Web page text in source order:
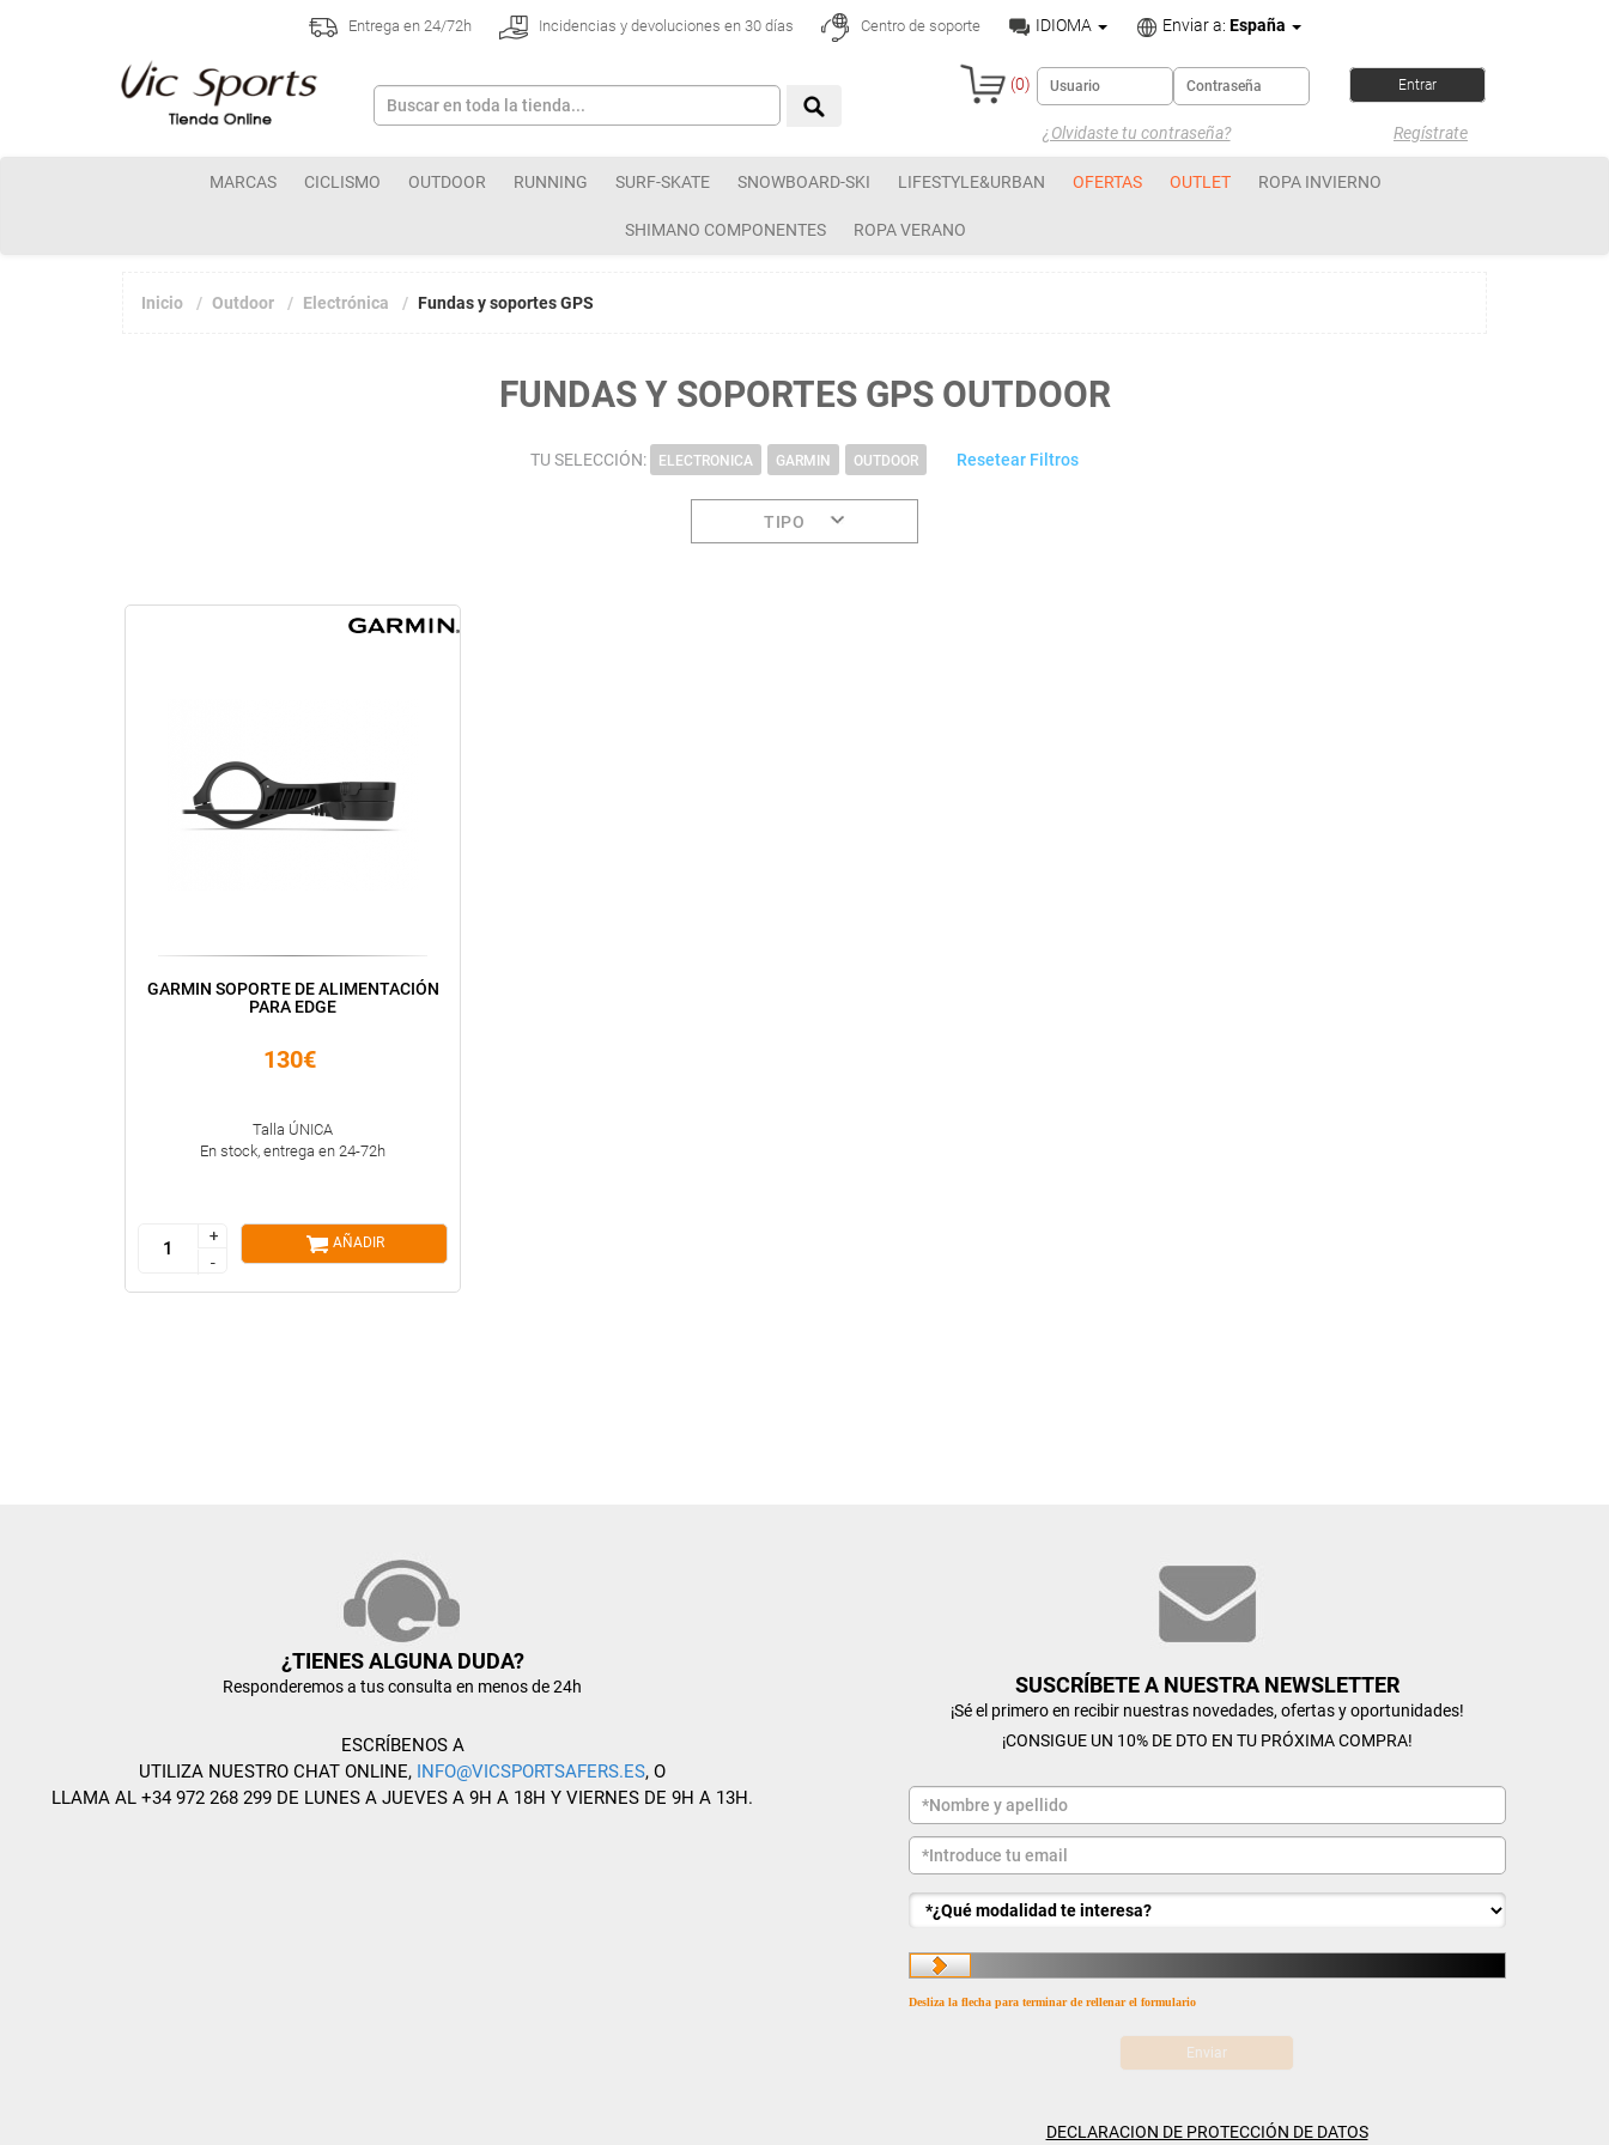
Entrega en 24/72h Incidencias y devoluciones en 30 días Centro de soporte IDIOMA Enviar a: España
(0)
¿Olvidaste tu contraseña? Regístrate
MARCAS CICLISMO OUTDOOR RUNNING SURF-SKATE SNOWBOARD-SKI LIFESTYLE&URBAN OFERTAS OUTLET ROPA INVIERNO
SHIMANO COMPONENTES ROPA VERANO
Inicio Outdoor Electrónica Fundas y soportes GPS
FUNDAS Y SOPORTES GPS OUTDOOR
TU SELECCIÓN: ELECTRONICA GARMIN OUTDOOR Resetear Filtros
TIPO
GARMIN SOPORTE DE ALIMENTACIÓN
PARA EDGE
130€
Talla ÚNICA
En stock, entrega en 24-72h
+
-
+
-
AÑADIR
¿TIENES ALGUNA DUDA?
Responderemos a tus consulta en menos de 24h
ESCRÍBENOS A
UTILIZA NUESTRO CHAT ONLINE, INFO@VICSPORTSAFERS.ES, O
LLAMA AL +34 972 268 299 DE LUNES A JUEVES A 9H A 18H Y VIERNES DE 9H A 13H.
SUSCRÍBETE A NUESTRA NEWSLETTER
¡Sé el primero en recibir nuestras novedades, ofertas y oportunidades!
¡CONSIGUE UN 10% DE DTO EN TU PRÓXIMA COMPRA!
Desliza la flecha para terminar de rellenar el formulario
DECLARACION DE PROTECCIÓN DE DATOS